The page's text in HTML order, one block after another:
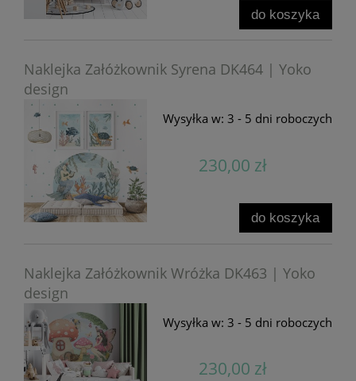
do koszyka
Naklejka Załóżkownik Syrena DK464 | Yoko
design
Wysyłka w: 3 - 5 dni roboczych
230,00 zł
do koszyka
Naklejka Załóżkownik Wróżka DK463 | Yoko
design
Wysyłka w: 3 - 5 dni roboczych
230,00 zł